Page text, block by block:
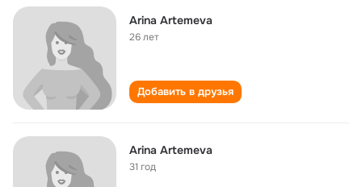
Arina Artemeva
26 лет
Добавить в друзья
Arina Artemeva
31 год